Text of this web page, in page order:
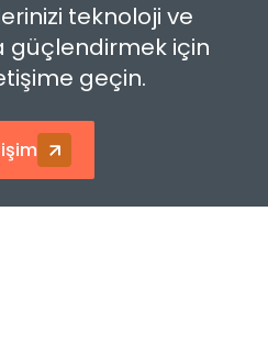
teknoloji ve
güçlendirmek için
geçin.